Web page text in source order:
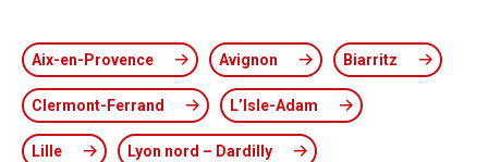
Aix-en-Provence Avignon Biarritz
Clermont-Ferrand L’Isle-Adam
Lille Lyon nord – Dardilly